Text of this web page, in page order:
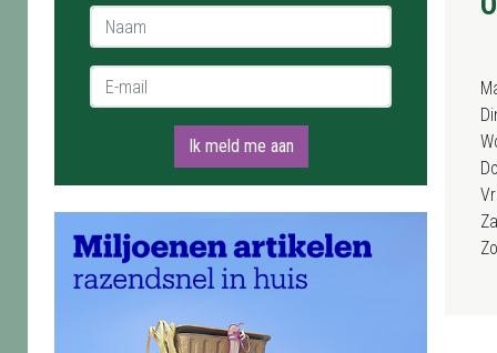
Naam *
E-mail *
Ik meld me aan